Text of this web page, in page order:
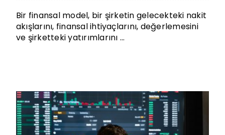
Bir finansal model, bir şirketin gelecekteki nakit
akışlarını, finansal ihtiyaçlarını, değerlemesini
ve şirketteki yatırımlarını ...